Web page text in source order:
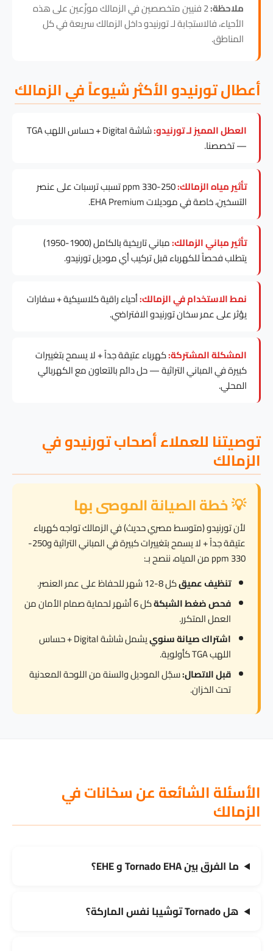
ملاحظة: 2 فنيين متخصصين في الزمالك موزّعين على هذه
الأحياء، فالاستجابة لـ تورنيدو داخل الزمالك سريعة في كل
المناطق.
أعطال تورنيدو الأكثر شيوعاً في الزمالك
العطل المميز لـ تورنيدو:
شاشة Digital + حساس اللهب TGA
— تخصصنا.
تأثير مياه الزمالك:
250-330 ppm تسبب ترسبات على عنصر
التسخين، خاصة في موديلات EHA Premium.
تأثير مباني الزمالك:
مباني تاريخية بالكامل (1900-1950)
يتطلب فحصاً للكهرباء قبل تركيب أي موديل تورنيدو.
نمط الاستخدام في الزمالك:أحياء راقية كلاسيكية + سفارات
يؤثر على عمر سخان تورنيدو الافتراضي.
المشكلة المشتركة:كهرباء عتيقة جداً + لا يسمح بتغييرات
كبيرة في المباني التراثية — حل دائم بالتعاون مع الكهربائي
المحلي.
توصيتنا للعملاء أصحاب تورنيدو في
الزمالك
💡 خطة الصيانة الموصى بها
لأن تورنيدو (متوسط مصري حديث) في الزمالك تواجه كهرباء
عتيقة جداً + لا يسمح بتغييرات كبيرة في المباني التراثية و250-
330 ppm من المياه، ننصح بـ:
تنظيف عميقكل 8-12 شهر للحفاظ على عمر العنصر.
فحص ضغط الشبكة
كل 6 أشهر لحماية صمام الأمان من
العمل المتكرر.
اشتراك صيانة سنوي
يشمل شاشة Digital + حساس
اللهب TGA كأولوية.
قبل الاتصال:سجّل الموديل والسنة من اللوحة المعدنية
تحت الخزان.
الأسئلة الشائعة عن سخانات في
الزمالك
ما الفرق بين Tornado EHA و EHE؟
هل Tornado توشيبا نفس الماركة؟